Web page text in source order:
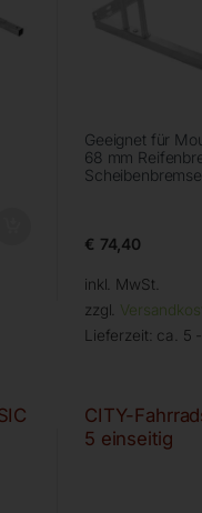
Geeignet für
68 mm
€ 74,40
inkl. MwSt.
zzgl.
Lieferzeit: ca. 5
CITY-
5 einseitig